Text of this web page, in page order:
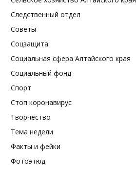
Следственный отдел
Советы
Соцзащита
Социальная сфера Алтайского края
Социальный фонд
Спорт
Стоп коронавирус
Творчество
Тема недели
Факты и фейки
Фотоэтюд